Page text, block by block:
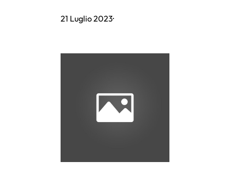
21 Luglio 2023·